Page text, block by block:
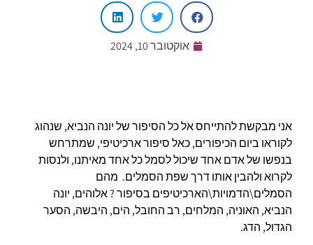
אוקטובר 10, 2024
אני מבקשת להתייחס אל כל הסיפור של יונה הנביא, שנהוג
לקוראו ביום הכיפורים, כאל סיפור ארכיטיפי, שמתרחש
בנפשו של אדם אחד שיכול לסמל כל אחד מאיתנו, ולנסות
לקרוא ולהבין אותו דרך שפת הסמלים. מהם
הסמלים\הדמויות\הארכיטיפים בסיפור ? אלוהים, יונה
הנביא, האוניה, המלחים, רב החובל, הים, היבשה, הסער
הגדול, הדג.